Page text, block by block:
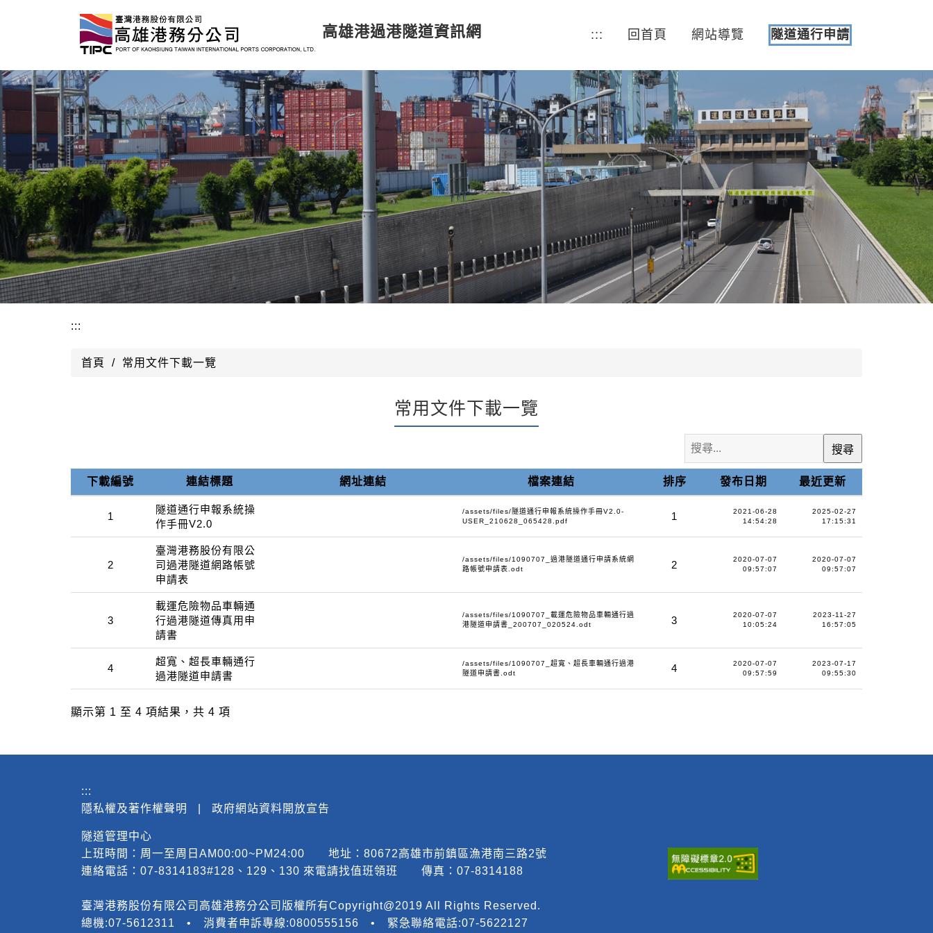
內
區
塊
高雄港過港隧道資訊網 ::: 回首頁 網站導覽 隧道通行申請
:::
首頁 常用文件下載一覽
常用文件下載一覽
尋
搜尋
下載編號 連結標題 網址連結 檔案連結 排序 發布日期 最近更新
1
隧道通行申報系統操
作手冊V2.0
/assets/files/隧道通行申報系統操作手冊V2.0-
USER_210628_065428.pdf
1
2021-06-28
14:54:28
2025-02-27
17:15:31
2
臺灣港務股份有限公
司過港隧道網路帳號
申請表
/assets/files/1090707_過港隧道通行申請系統網
路帳號申請表.odt
2
2020-07-07
09:57:07
2020-07-07
09:57:07
3
載運危險物品車輛通
行過港隧道傳真用申
請書
/assets/files/1090707_載運危險物品車輛通行過
港隧道申請書_200707_020524.odt
3
2020-07-07
10:05:24
2023-11-27
16:57:05
4
超寬、超長車輛通行
過港隧道申請書
/assets/files/1090707_超寬、超長車輛通行過港
隧道申請書.odt
4
2020-07-07
09:57:59
2023-07-17
09:55:30
顯示第 1 至 4 項結果，共 4 項
:::
隱私權及著作權聲明
政府網站資料開放宣告
隧道管理中心
上班時間：周一至周日AM00:00~PM24:00 地址：80672高雄市前鎮區漁港南三路2號
連絡電話：07-8314183#128、129、130 來電請找值班領班 傳真：07-8314188
臺灣港務股份有限公司高雄港務分公司版權所有Copyright@2019 All Rights Reserved.
總機:07-5612311 • 消費者申訴專線:0800555156 • 緊急聯絡電話:07-5622127